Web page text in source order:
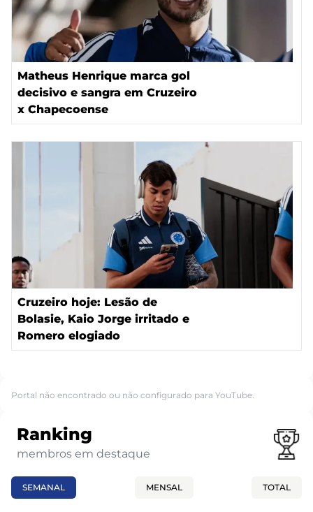
Matheus Henrique marca gol
decisivo e sangra em Cruzeiro
x Chapecoense
Cruzeiro hoje: Lesão de
Bolasie, Kaio Jorge irritado e
Romero elogiado
Portal não encontrado ou não configurado para YouTube.
Ranking
membros em destaque
SEMANAL MENSAL TOTAL